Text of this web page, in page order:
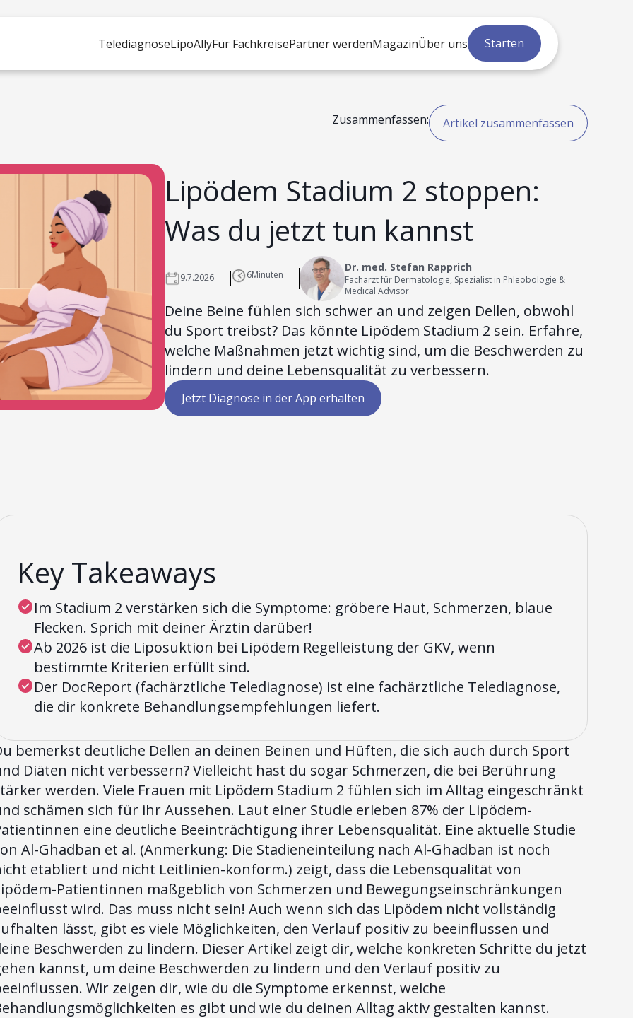
TelediagnoseLipoAllyFür FachkreisePartner werdenMagazinÜber uns Starten
Zusammenfassen:
Artikel zusammenfassen
Lipödem Stadium 2 stoppen:
Was du jetzt tun kannst
9.7.2026 6Minuten
Dr. med. Stefan Rapprich
Facharzt für Dermatologie, Spezialist in Phleobologie &
Medical Advisor
Deine Beine fühlen sich schwer an und zeigen Dellen, obwohl
du Sport treibst? Das könnte Lipödem Stadium 2 sein. Erfahre,
welche Maßnahmen jetzt wichtig sind, um die Beschwerden zu
lindern und deine Lebensqualität zu verbessern.
Jetzt Diagnose in der App erhalten
Key Takeaways
Im Stadium 2 verstärken sich die Symptome: gröbere Haut, Schmerzen, blaue
Flecken. Sprich mit deiner Ärztin darüber!
Ab 2026 ist die Liposuktion bei Lipödem Regelleistung der GKV, wenn
bestimmte Kriterien erfüllt sind.
Der DocReport (fachärztliche Telediagnose) ist eine fachärztliche Telediagnose,
die dir konkrete Behandlungsempfehlungen liefert.
bemerkst deutliche Dellen an deinen Beinen und Hüften, die sich auch durch Sport
Diäten nicht verbessern? Vielleicht hast du sogar Schmerzen, die bei Berührung
werden. Viele Frauen mit Lipödem Stadium 2 fühlen sich im Alltag eingeschränkt
schämen sich für ihr Aussehen. Laut einer Studie erleben 87% der Lipödem-
eine deutliche Beeinträchtigung ihrer Lebensqualität. Eine aktuelle Studie
Al-Ghadban et al. (Anmerkung: Die Stadieneinteilung nach Al-Ghadban ist noch
etabliert und nicht Leitlinien-konform.) zeigt, dass die Lebensqualität von
Patientinnen maßgeblich von Schmerzen und Bewegungseinschränkungen
wird. Das muss nicht sein! Auch wenn sich das Lipödem nicht vollständig
lässt, gibt es viele Möglichkeiten, den Verlauf positiv zu beeinflussen und
Beschwerden zu lindern. Dieser Artikel zeigt dir, welche konkreten Schritte du jetzt
kannst, um deine Beschwerden zu lindern und den Verlauf positiv zu
Wir zeigen dir, wie du die Symptome erkennst, welche
es gibt und wie du deinen Alltag aktiv gestalten kannst.